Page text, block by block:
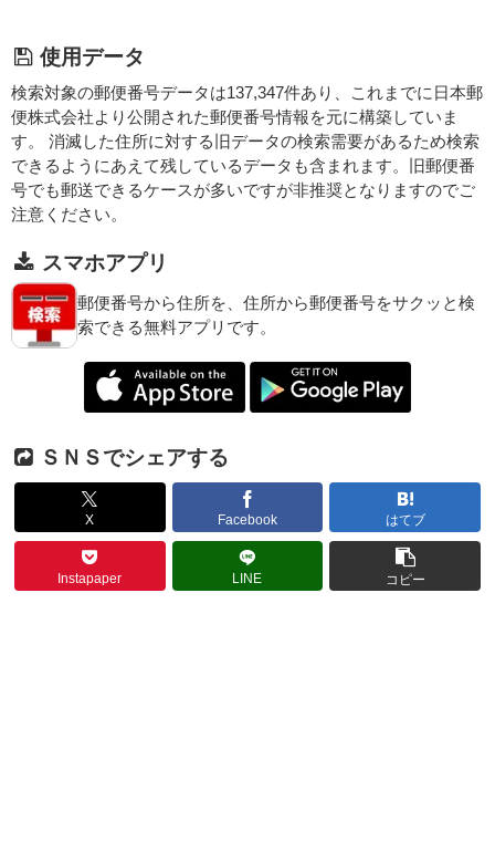
使用データ
検索対象の郵便番号データは137,347件あり、これまでに日本郵
便株式会社より公開された郵便番号情報を元に構築していま
す。 消滅した住所に対する旧データの検索需要があるため検索
できるようにあえて残しているデータも含まれます。旧郵便番
号でも郵送できるケースが多いですが非推奨となりますのでご
注意ください。
スマホアプリ
郵便番号から住所を、住所から郵便番号をサクッと検
索できる無料アプリです。
ＳＮＳでシェアする
X Facebook はてブ
Instapaper LINE コピー